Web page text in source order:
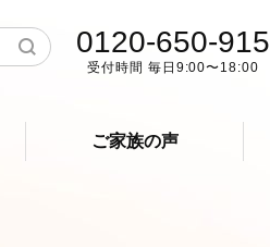
0120-650-915
受付時間 毎日9:00〜18:00
ご家族の声